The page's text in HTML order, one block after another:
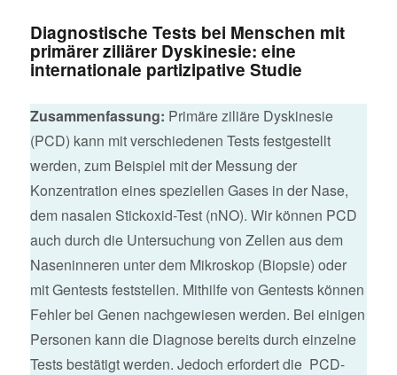
Diagnostische Tests bei Menschen mit
primärer ziliärer Dyskinesie: eine
internationale partizipative Studie
Zusammenfassung: Primäre ziliäre Dyskinesie
(PCD) kann mit verschiedenen Tests festgestellt
werden, zum Beispiel mit der Messung der
Konzentration eines speziellen Gases in der Nase,
dem nasalen Stickoxid-Test (nNO). Wir können PCD
auch durch die Untersuchung von Zellen aus dem
Naseninneren unter dem Mikroskop (Biopsie) oder
mit Gentests feststellen. Mithilfe von Gentests können
Fehler bei Genen nachgewiesen werden. Bei einigen
Personen kann die Diagnose bereits durch einzelne
Tests bestätigt werden. Jedoch erfordert die PCD-